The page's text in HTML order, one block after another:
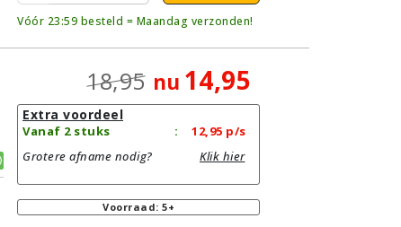
Vóór 23:59 besteld = Maandag verzonden!
18,95 nu 14,95
Extra voordeel
Vanaf 2 stuks : 12,95 p/s
Grotere afname nodig?
Klik hier
Voorraad: 5+